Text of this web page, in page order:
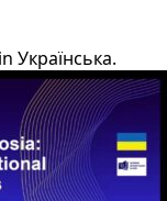
Українська.